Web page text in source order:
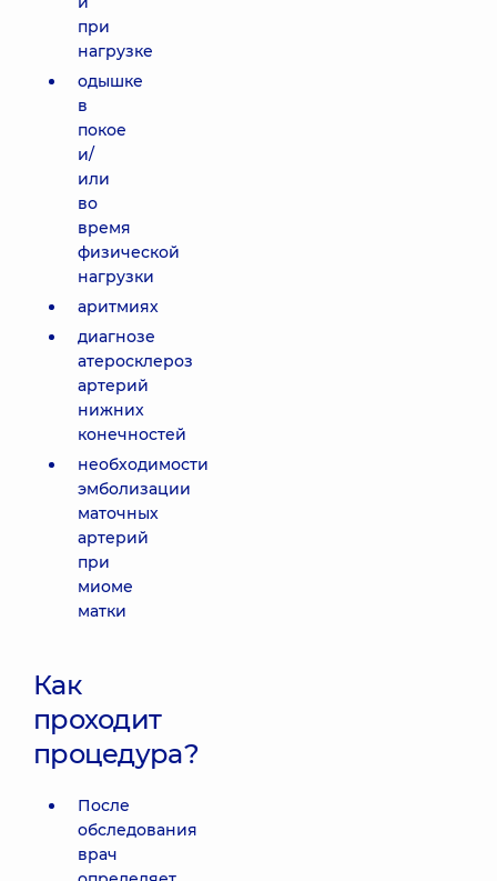
при
нагрузке
одышке
в
покое
и/
или
во
время
физической
нагрузки
аритмиях
диагнозе
атеросклероз
артерий
нижних
конечностей
необходимости
эмболизации
маточных
артерий
при
миоме
матки
Как
проходит
процедура?
После
обследования
врач